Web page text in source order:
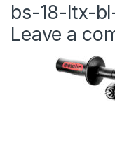
bs-18-ltx-
Leave a